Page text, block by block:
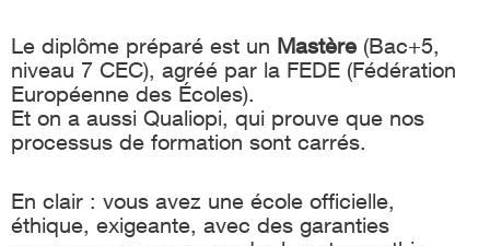
Le diplôme préparé est un Mastère (Bac+5,
niveau 7 CEC), agréé par la FEDE (Fédération
Européenne des Écoles).
Et on a aussi Qualiopi, qui prouve que nos
processus de formation sont carrés.
En clair : vous avez une école officielle,
éthique, exigeante, avec des garanties